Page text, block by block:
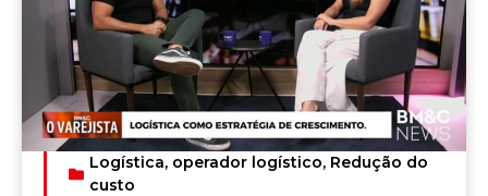
Logística, operador logístico, Redução do
custo